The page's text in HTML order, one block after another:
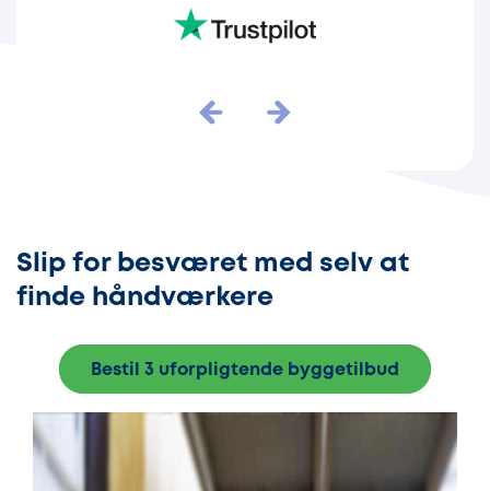
Slip for besværet med selv at
finde håndværkere
Bestil 3 uforpligtende byggetilbud